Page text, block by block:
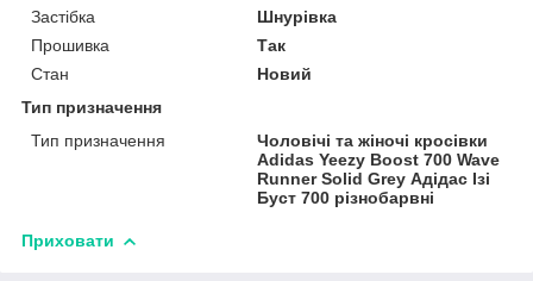
Застібка
Шнурівка
Прошивка
Так
Стан
Новий
Тип призначення
Тип призначення
Чоловічі та жіночі кросівки
Adidas Yeezy Boost 700 Wave
Runner Solid Grey Адідас Ізі
Буст 700 різнобарвні
Приховати